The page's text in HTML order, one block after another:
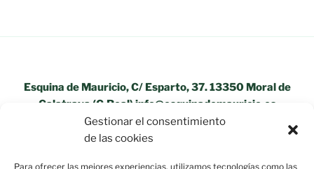
Gestionar el consentimiento
de las cookies
Para ofrecer las mejores experiencias, utilizamos tecnologías como las
Esquina de Mauricio, C/ Esparto, 37. 13350 Moral de
Calatrava (C.Real) info@esquinademauricio.es
«Aviso Legal»